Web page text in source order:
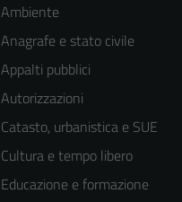
Ambiente
Anagrafe e stato civile
Appalti pubblici
Autorizzazioni
Catasto, urbanistica e SUE
Cultura e tempo libero
Educazione e formazione